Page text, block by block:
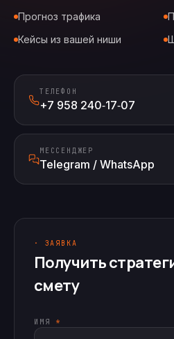
Прогноз трафика
Кейсы из вашей ниши
ТЕЛЕФОН
+7 958 240‑17‑07
МЕССЕНДЖЕР
Telegram / WhatsApp
· ЗАЯВКА
Получить
смету
ИМЯ *